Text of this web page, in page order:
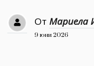
Дизайн
От Мариела
9 юни 2026